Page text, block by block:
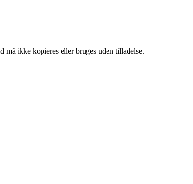
ikke kopieres eller bruges uden tilladelse.